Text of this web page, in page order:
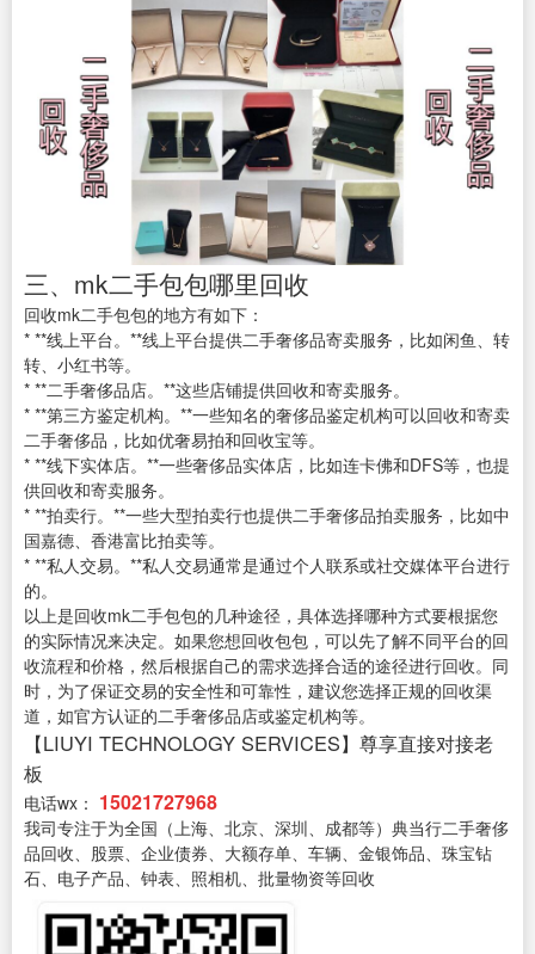
三、mk二手包包哪里回收
回收mk二手包包的地方有如下：
* **线上平台。**线上平台提供二手奢侈品寄卖服务，比如闲鱼、转
转、小红书等。
* **二手奢侈品店。**这些店铺提供回收和寄卖服务。
* **第三方鉴定机构。**一些知名的奢侈品鉴定机构可以回收和寄卖
二手奢侈品，比如优奢易拍和回收宝等。
* **线下实体店。**一些奢侈品实体店，比如连卡佛和DFS等，也提
供回收和寄卖服务。
* **拍卖行。**一些大型拍卖行也提供二手奢侈品拍卖服务，比如中
国嘉德、香港富比拍卖等。
* **私人交易。**私人交易通常是通过个人联系或社交媒体平台进行
的。
以上是回收mk二手包包的几种途径，具体选择哪种方式要根据您
的实际情况来决定。如果您想回收包包，可以先了解不同平台的回
收流程和价格，然后根据自己的需求选择合适的途径进行回收。同
时，为了保证交易的安全性和可靠性，建议您选择正规的回收渠
道，如官方认证的二手奢侈品店或鉴定机构等。
【LIUYI TECHNOLOGY SERVICES】尊享直接对接老
板
电话wx： 15021727968
我司专注于为全国（上海、北京、深圳、成都等）典当行二手奢侈
品回收、股票、企业债券、大额存单、车辆、金银饰品、珠宝钻
石、电子产品、钟表、照相机、批量物资等回收